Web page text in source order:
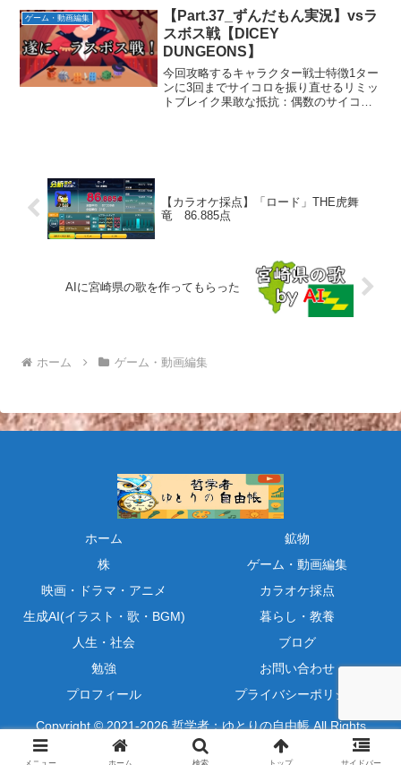
目)今回登場したバディーズの特徴雨チー
ムラグ...
ゲーム・動画編集
【Part.37_ずんだもん実況】vsラ
スボス戦【DICEY
DUNGEONS】
今回攻略するキャラクター戦士特徴1ター
ンに3回までサイコロを振り直せるリミッ
トブレイク果敢な抵抗：偶数のサイコロ
【カラオケ採点】「ロード」THE虎舞
竜 86.885点
AIに宮崎県の歌を作ってもらった
ホーム ゲーム・動画編集
ホーム
鉱物
株
ゲーム・動画編集
映画・ドラマ・アニメ
カラオケ採点
生成AI(イラスト・歌・BGM)
暮らし・教養
人生・社会
ブログ
勉強
お問い合わせ
プロフィール
プライバシーポリシー
Copyright © 2021-2026 哲学者：ゆとりの自由帳 All Rights
Reserved.
メニュー ホーム 検索 トップ サイドバー